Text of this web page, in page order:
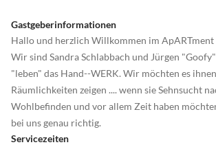
Gastgeberinformationen
Hallo und herzlich Willkommen im ApARTment
Wir sind Sandra Schlabbach und Jürgen
"leben" das Hand--WERK. Wir möchten es
Räumlichkeiten zeigen .... wenn sie Sehnsucht
Wohlbefinden und vor allem Zeit haben
bei uns genau richtig.
Servicezeiten